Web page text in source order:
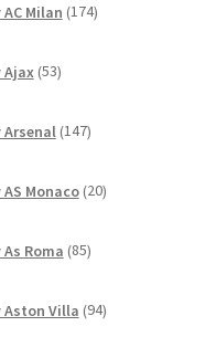
Milan 174izdelkov
53izdelkov
147izdelkov
Monaco 20izdelkov
Roma 85izdelkov
Aston Villa 94izdelkov